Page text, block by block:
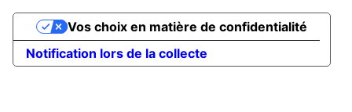
Notification lors de la collecte
Vos choix en matière de confidentialité